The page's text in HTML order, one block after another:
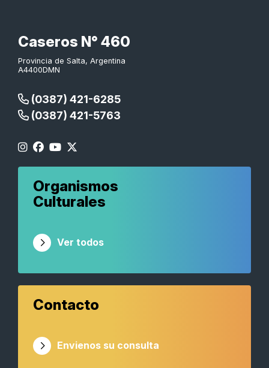
Caseros N° 460
Provincia de Salta, Argentina
A4400DMN
(0387) 421-6285
(0387) 421-5763
Organismos
Culturales
Ver todos
Contacto
Envienos su consulta